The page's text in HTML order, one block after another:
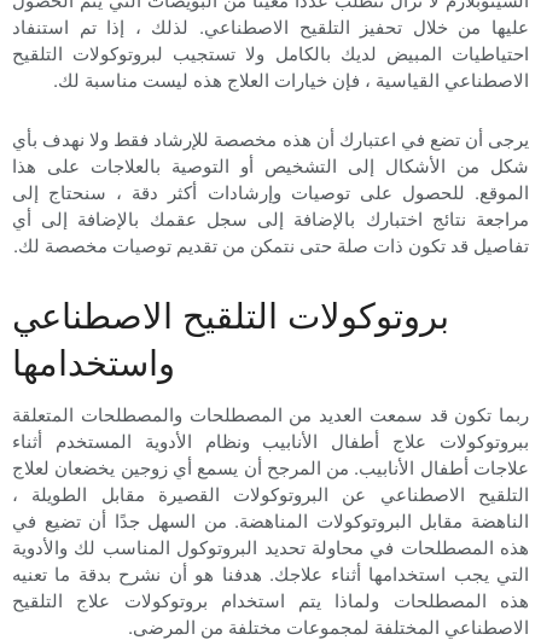
عليها من خلال تحفيز التلقيح الاصطناعي. لذلك ، إذا تم استنفاد
احتياطيات المبيض لديك بالكامل ولا تستجيب لبروتوكولات التلقيح
الاصطناعي القياسية ، فإن خيارات العلاج هذه ليست مناسبة لك.
يرجى أن تضع في اعتبارك أن هذه مخصصة للإرشاد فقط ولا نهدف بأي
شكل من الأشكال إلى التشخيص أو التوصية بالعلاجات على هذا
الموقع. للحصول على توصيات وإرشادات أكثر دقة ، سنحتاج إلى
مراجعة نتائج اختبارك بالإضافة إلى سجل عقمك بالإضافة إلى أي
تفاصيل قد تكون ذات صلة حتى نتمكن من تقديم توصيات مخصصة لك.
بروتوكولات التلقيح الاصطناعي
واستخدامها
ربما تكون قد سمعت العديد من المصطلحات والمصطلحات المتعلقة
ببروتوكولات علاج أطفال الأنابيب ونظام الأدوية المستخدم أثناء
علاجات أطفال الأنابيب. من المرجح أن يسمع أي زوجين يخضعان لعلاج
التلقيح الاصطناعي عن البروتوكولات القصيرة مقابل الطويلة ،
الناهضة مقابل البروتوكولات المناهضة. من السهل جدًا أن تضيع في
هذه المصطلحات في محاولة تحديد البروتوكول المناسب لك والأدوية
التي يجب استخدامها أثناء علاجك. هدفنا هو أن نشرح بدقة ما تعنيه
هذه المصطلحات ولماذا يتم استخدام بروتوكولات علاج التلقيح
الاصطناعي المختلفة لمجموعات مختلفة من المرضى.